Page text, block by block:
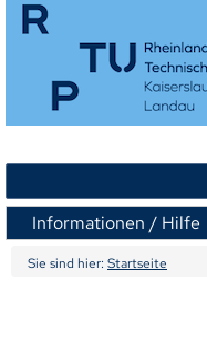
Informationen / Hilfe
Sie sind hier: Startseite